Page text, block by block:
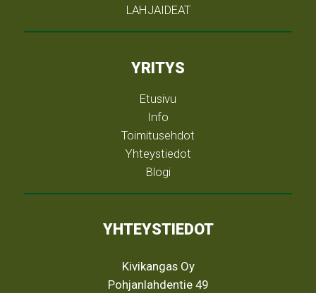
LAHJAIDEAT
YRITYS
Etusivu
Info
Toimitusehdot
Yhteystiedot
Blogi
YHTEYSTIEDOT
Kivikangas Oy
Pohjanlahdentie 49